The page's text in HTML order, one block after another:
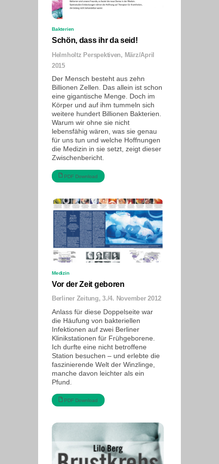
Bakterien
Schön, dass ihr da seid!
Helmholtz Perspektiven, März/April
2015
Der Mensch besteht aus zehn
Billionen Zellen. Das allein ist schon
eine gigantische Menge. Doch im
Körper und auf ihm tummeln sich
weitere hundert Billionen Bakterien.
Warum wir ohne sie nicht
lebensfähig wären, was sie genau
für uns tun und welche Hoffnungen
die Medizin in sie setzt, zeigt dieser
Zwischenbericht.
PDF Download
Medizin
Vor der Zeit geboren
Berliner Zeitung, 3./4. November 2012
Anlass für diese Doppelseite war
die Häufung von bakteriellen
Infektionen auf zwei Berliner
Klinikstationen für Frühgeborene.
Ich durfte eine nicht betroffene
Station besuchen – und erlebte die
faszinierende Welt der Winzlinge,
manche davon leichter als ein
Pfund.
PDF Download